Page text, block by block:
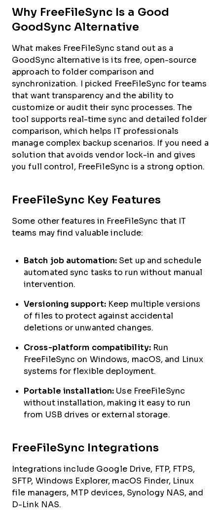
Why FreeFileSync Is a Good
GoodSync Alternative
What makes FreeFileSync stand out as a
GoodSync alternative is its free, open-source
approach to folder comparison and
synchronization. I picked FreeFileSync for teams
that want transparency and the ability to
customize or audit their sync processes. The
tool supports real-time sync and detailed folder
comparison, which helps IT professionals
manage complex backup scenarios. If you need a
solution that avoids vendor lock-in and gives
you full control, FreeFileSync is a strong option.
FreeFileSync Key Features
Some other features in FreeFileSync that IT
teams may find valuable include:
Batch job automation: Set up and schedule
automated sync tasks to run without manual
intervention.
Versioning support:Keep multiple versions
of files to protect against accidental
deletions or unwanted changes.
Cross-platform compatibility:Run
FreeFileSync on Windows, macOS, and Linux
systems for flexible deployment.
Portable installation: Use FreeFileSync
without installation, making it easy to run
from USB drives or external storage.
FreeFileSync Integrations
Integrations include Google Drive, FTP, FTPS,
SFTP, Windows Explorer, macOS Finder, Linux
file managers, MTP devices, Synology NAS, and
D-Link NAS.